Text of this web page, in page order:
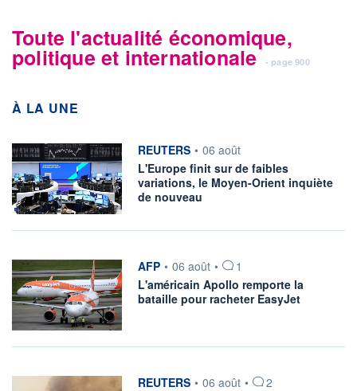
Toute l'actualité économique,
politique et internationale - page 900
À LA UNE
information fournie par
REUTERS • 06 août
L'Europe finit sur de faibles
variations, le Moyen-Orient inquiète
de nouveau
information fournie par
AFP • 06 août •
1
L'américain Apollo remporte la
bataille pour racheter EasyJet
information fournie par
REUTERS • 06 août •
2